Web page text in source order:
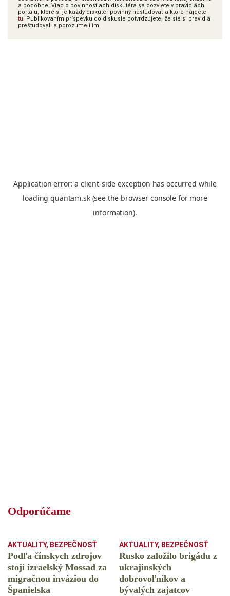
a podobne. Viac o povinnostiach diskutéra sa dozviete v pravidlách
portálu, ktoré si je každý diskutér povinný naštudovať a ktoré nájdete
tu. Publikovaním príspevku do diskusie potvrdzujete, že ste si pravidlá
preštudovali a porozumeli im.
Odporúčame
AKTUALITY, BEZPEČNOSŤ
Podľa čínskych zdrojov
stojí izraelský Mossad za
migračnou inváziou do
Španielska
AKTUALITY, BEZPEČNOSŤ
Rusko založilo brigádu z
ukrajinských
dobrovoľníkov a
bývalých zajatcov